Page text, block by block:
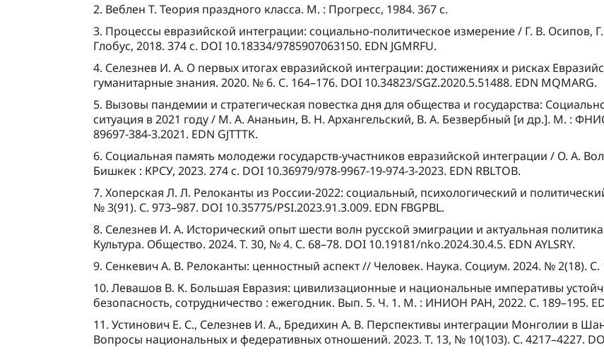
2. Веблен Т. Теория праздного класса. М. : Прогресс, 1984. 367 с.
3. Процессы евразийской интеграции: социально-политическое измерение / Г. В.
Глобус, 2018. 374 с. DOI 10.18334/9785907063150. EDN JGMRFU.
4. Селезнев И. А. О первых итогах евразийской интеграции: достижениях и рисках
гуманитарные знания. 2020. № 6. С. 164–176. DOI 10.34823/SGZ.2020.5.51488. EDN MQMARG.
5. Вызовы пандемии и стратегическая повестка дня для общества и государства:
ситуация в 2021 году / М. А. Ананьин, В. Н. Архангельский, В. А. Безвербный [и др.]. М. :
89697-384-3.2021. EDN GJTTTK.
6. Социальная память молодежи государств-участников евразийской интеграции / О. А.
Бишкек : КРСУ, 2023. 274 с. DOI 10.36979/978-9967-19-974-3-2023. EDN RBLTOB.
7. Хоперская Л. Л. Релоканты из России-2022: социальный, психологический и
№ 3(91). С. 973–987. DOI 10.35775/PSI.2023.91.3.009. EDN FBGPBL.
8. Селезнев И. А. Исторический опыт шести волн русской эмиграции и актуальная
Культура. Общество. 2024. Т. 30, № 4. С. 68–78. DOI 10.19181/nko.2024.30.4.5. EDN AYLSRY.
9. Сенкевич А. В. Релоканты: ценностный аспект // Человек. Наука. Социум. 2024. № 2(18). С.
10. Левашов В. К. Большая Евразия: цивилизационные и национальные императивы
безопасность, сотрудничество : ежегодник. Вып. 5. Ч. 1. М. : ИНИОН РАН, 2022. С. 189–195.
11. Устинович Е. С., Селезнев И. А., Бредихин А. В. Перспективы интеграции Монголии в
Вопросы национальных и федеративных отношений. 2023. Т. 13, № 10(103). С. 4217–4227. DOI